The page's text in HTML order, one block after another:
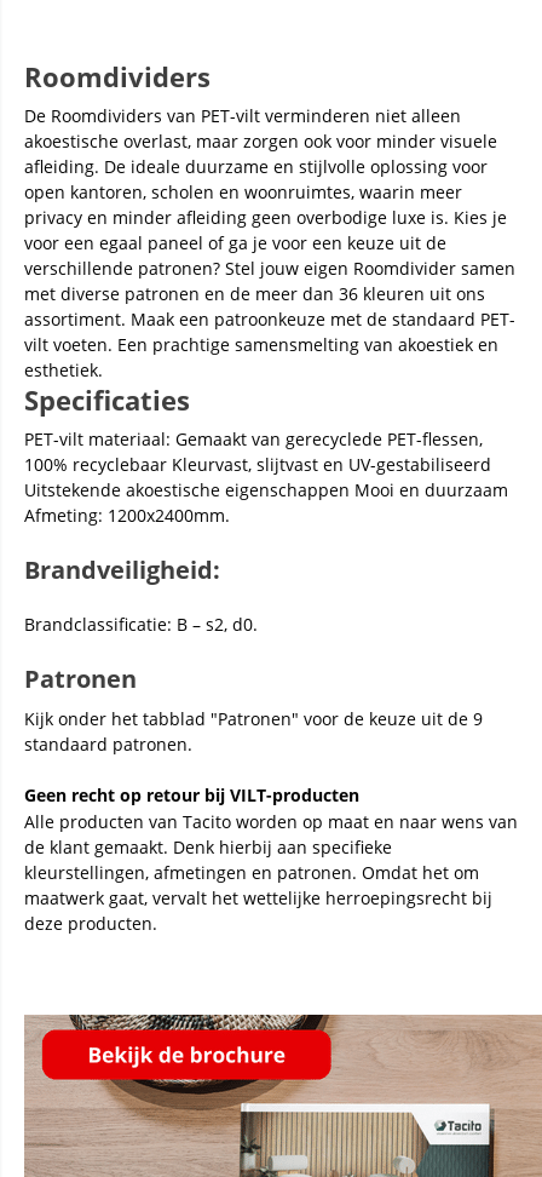
Roomdividers
De Roomdividers van PET-vilt verminderen niet alleen
akoestische overlast, maar zorgen ook voor minder visuele
afleiding. De ideale duurzame en stijlvolle oplossing voor
open kantoren, scholen en woonruimtes, waarin meer
privacy en minder afleiding geen overbodige luxe is. Kies je
voor een egaal paneel of ga je voor een keuze uit de
verschillende patronen? Stel jouw eigen Roomdivider samen
met diverse patronen en de meer dan 36 kleuren uit ons
assortiment. Maak een patroonkeuze met de standaard PET-
vilt voeten. Een prachtige samensmelting van akoestiek en
esthetiek.
Specificaties
PET-vilt materiaal: Gemaakt van gerecyclede PET-flessen,
100% recyclebaar Kleurvast, slijtvast en UV-gestabiliseerd
Uitstekende akoestische eigenschappen Mooi en duurzaam
Afmeting: 1200x2400mm.
Brandveiligheid:
Brandclassificatie: B – s2, d0.
Patronen
Kijk onder het tabblad "Patronen" voor de keuze uit de 9
standaard patronen.
Geen recht op retour bij VILT-producten
Alle producten van Tacito worden op maat en naar wens van
de klant gemaakt. Denk hierbij aan specifieke
kleurstellingen, afmetingen en patronen. Omdat het om
maatwerk gaat, vervalt het wettelijke herroepingsrecht bij
deze producten.